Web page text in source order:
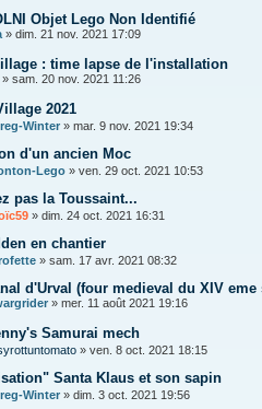
Objet Lego Non Identifié
» dim. 21 nov. 2021 17:09
: time lapse de l'installation
» sam. 20 nov. 2021 11:26
2021
Winter » mar. 9 nov. 2021 19:34
d'un ancien Moc
Lego » ven. 29 oct. 2021 10:53
pas la Toussaint...
» dim. 24 oct. 2021 16:31
en chantier
» sam. 17 avr. 2021 08:32
d'Urval (four medieval du XIV eme
» mer. 11 août 2021 19:16
Samurai mech
» ven. 8 oct. 2021 18:15
Santa Klaus et son sapin
Winter » dim. 3 oct. 2021 19:56